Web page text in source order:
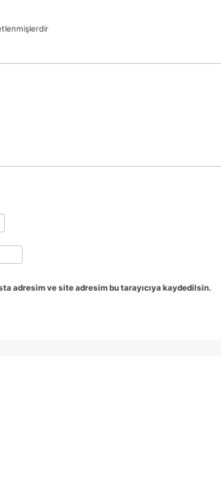
adresim ve site adresim bu tarayıcıya kaydedilsin.